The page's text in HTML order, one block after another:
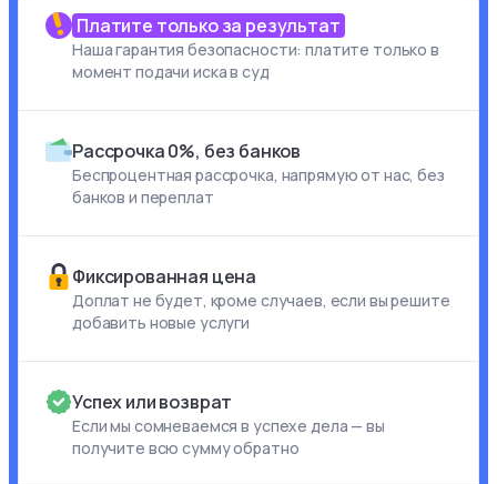
Платите только за результат
Наша гарантия безопасности: платите только в
момент подачи иска в суд
Рассрочка 0%, без банков
Беспроцентная рассрочка, напрямую от нас, без
банков и переплат
Фиксированная цена
Доплат не будет, кроме случаев, если вы решите
добавить новые услуги
Успех или возврат
Если мы сомневаемся в успехе дела — вы
получите всю сумму обратно